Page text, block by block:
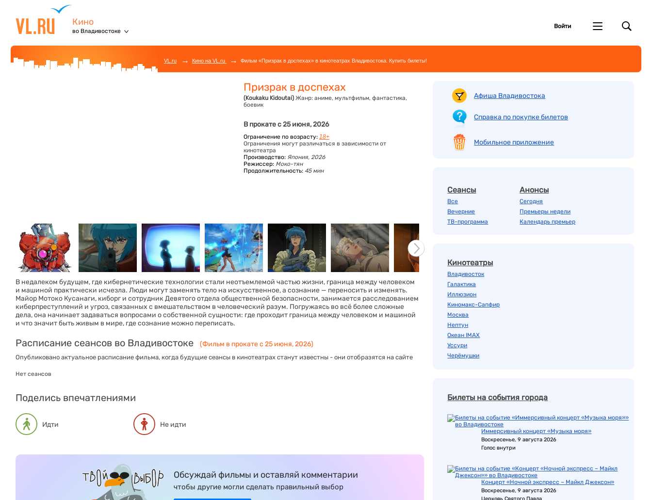
Кино
во Владивостоке
Войти
VL.ru → Кино на VL.ru → Фильм «Призрак в доспехах» в кинотеатрах Владивостока. Купить билеты!
Призрак в доспехах
(Koukaku Kidoutai) Жанр: аниме, мультфильм, фантастика,
боевик
В прокате с 25 июня, 2026
Ограничение по возрасту: 18+
Ограничения могут различаться в зависимости от
кинотеатра
Производство: Япония, 2026
Режиссер: Моко-тян
Продолжительность: 45 мин
В недалеком будущем, где кибернетические технологии стали неотъемлемой частью жизни, граница между человеком
и машиной практически исчезла. Люди могут заменять тело на искусственное, а сознание — переносить и изменять.
Майор Мотоко Кусанаги, киборг и сотрудник Девятого отдела общественной безопасности, занимается расследованием
киберпреступлений и угроз, связанных с вмешательством в человеческий разум. Погружаясь во всё более сложные
дела, она начинает задаваться вопросами о собственной сущности: где проходит граница между человеком и машиной
и что значит быть живым в мире, где сознание можно переписать.
Расписание сеансов во Владивостоке (Фильм в прокате с 25 июня, 2026)
Опубликовано актуальное расписание фильма, когда будущие сеансы в кинотеатрах станут известны - они отобразятся на сайте
Нет сеансов
Поделись впечатлениями
Идти Не идти
Обсуждай фильмы и оставляй комментарии
чтобы другие могли сделать правильный выбор
Афиша Владивостока
Справка по покупке билетов
Мобильное приложение
Сеансы
Все
Вечерние
ТВ-программа
Анонсы
Сегодня
Премьеры недели
Календарь премьер
Кинотеатры
Владивосток
Галактика
Иллюзион
Киномакс-Сапфир
Москва
Нептун
Океан IMAX
Уссури
Черёмушки
Билеты на события города
Иммерсивный концерт «Музыка моря»
Воскресенье, 9 августа 2026
Голос внутри
Концерт «Ночной экспресс – Майкл Джексон»
Воскресенье, 9 августа 2026